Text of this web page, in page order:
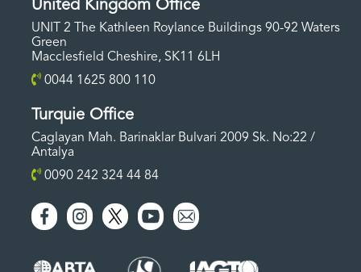
United Kingdom Office
UNIT 2 The Kathleen Roylance Buildings 90-92 Waters
Green
Macclesfield Cheshire, SK11 6LH
0044 1625 800 110
Turquie Office
Caglayan Mah. Barinaklar Bulvari 2009 Sk. No:22 /
Antalya
0090 242 324 44 84